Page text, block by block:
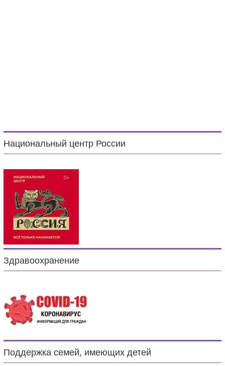
Национальный центр России
Здравоохранение
Поддержка семей, имеющих детей